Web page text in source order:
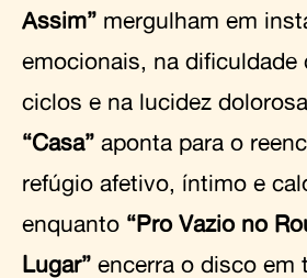
Assim” mergulham em
emocionais, na dificuldade
ciclos e na lucidez
“Casa” aponta para o
refúgio afetivo, íntimo e
enquanto “Pro Vazio no
Lugar” encerra o disco em